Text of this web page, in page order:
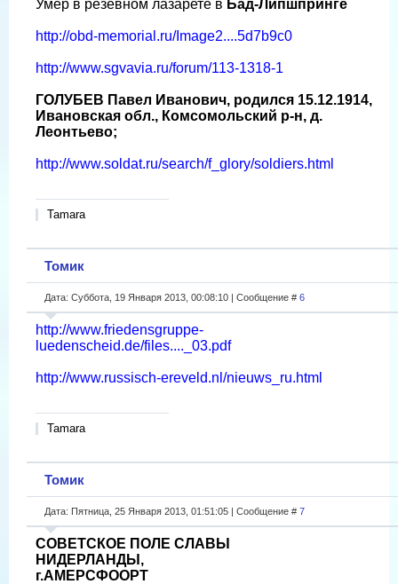
Умер в резевном лазарете в Бад-Липшпринге
http://obd-memorial.ru/Image2....5d7b9c0
http://www.sgvavia.ru/forum/113-1318-1
ГОЛУБЕВ Павел Иванович, родился 15.12.1914,
Ивановская обл., Комсомольский р-н, д.
Леонтьево;
http://www.soldat.ru/search/f_glory/soldiers.html
Tamara
Томик
Дата: Суббота, 19 Января 2013, 00:08:10 | Сообщение # 6
http://www.friedensgruppe-
luedenscheid.de/files...._03.pdf
http://www.russisch-ereveld.nl/nieuws_ru.html
Tamara
Томик
Дата: Пятница, 25 Января 2013, 01:51:05 | Сообщение # 7
СОВЕТСКОЕ ПОЛЕ СЛАВЫ
НИДЕРЛАНДЫ,
г.АМЕРСФOОРТ